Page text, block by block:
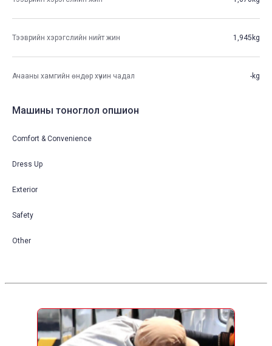
Тээврийн хэрэгслийн нийт жин 1,945kg
Ачааны хамгийн өндөр хүчин чадал -kg
Машины тоноглол опшион
Comfort & Convenience
Dress Up
Exterior
Safety
Other